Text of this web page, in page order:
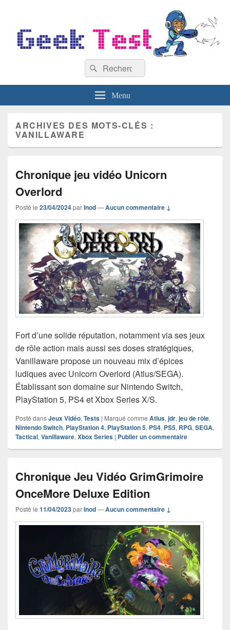
Recherche :
Rechercher
Menu
ARCHIVES DES MOTS-CLÉS :
VANILLAWARE
Chronique jeu vidéo Unicorn
Overlord
Posté le 23/04/2024parInod—Aucun commentaire ↓
Fort d’une solide réputation, notamment via ses jeux
de rôle action mais aussi ses doses stratégiques,
Vanillaware propose un nouveau mix d’épices
ludiques avec Unicorn Overlord (Atlus/SEGA).
Établissant son domaine sur Nintendo Switch,
PlayStation 5, PS4 et Xbox Series X/S.
Posté dansJeux Vidéo, Tests | Marqué comme Atlus, jdr, jeu de rôle,
Nintendo Switch, PlayStation 4, PlayStation 5, PS4, PS5, RPG, SEGA,
Tactical, Vanillaware, Xbox Series | Publier un commentaire
Chronique Jeu Vidéo GrimGrimoire
OnceMore Deluxe Edition
Posté le 11/04/2023parInod—Aucun commentaire ↓